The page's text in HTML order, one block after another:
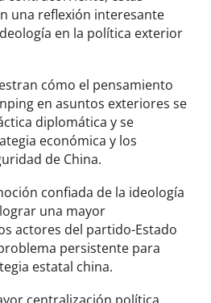
una reflexión interesante
en la política exterior
cómo el pensamiento
en asuntos exteriores se
diplomática y se
económica y los
de China.
confiada de la ideología
una mayor
actores del partido-Estado
persistente para
estatal china.